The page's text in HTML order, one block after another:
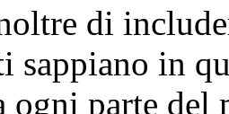
di
sappiano in
ogni parte